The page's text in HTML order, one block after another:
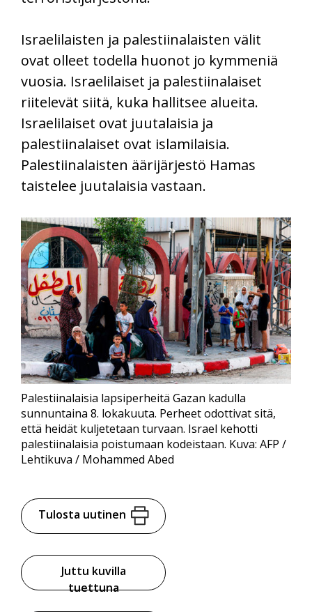
Israelilaisten ja palestiinalaisten välit
ovat olleet todella huonot jo kymmeniä
vuosia. Israelilaiset ja palestiinalaiset
riitelevät siitä, kuka hallitsee alueita.
Israelilaiset ovat juutalaisia ja
palestiinalaiset ovat islamilaisia.
Palestiinalaisten äärijärjestö Hamas
taistelee juutalaisia vastaan.
Palestiinalaisia lapsiperheitä Gazan kadulla
sunnuntaina 8. lokakuuta. Perheet odottivat sitä,
että heidät kuljetetaan turvaan. Israel kehotti
palestiinalaisia poistumaan kodeistaan. Kuva: AFP /
Lehtikuva / Mohammed Abed
Tulosta uutinen
Juttu kuvilla
tuettuna